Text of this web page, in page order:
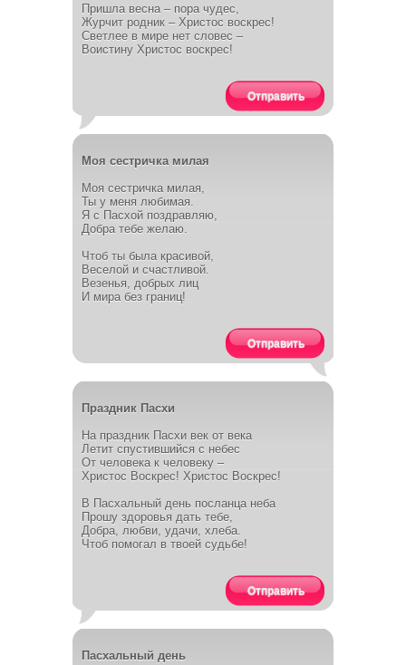
Пришла весна – пора чудес,
Журчит родник – Христос воскрес!
Светлее в мире нет словес –
Воистину Христос воскрес!
Отправить
Моя сестричка милая
Моя сестричка милая,
Ты у меня любимая.
Я с Пасхой поздравляю,
Добра тебе желаю.
Чтоб ты была красивой,
Веселой и счастливой.
Везенья, добрых лиц
И мира без границ!
Отправить
Праздник Пасхи
На праздник Пасхи век от века
Летит спустившийся с небес
От человека к человеку –
Христос Воскрес! Христос Воскрес!
В Пасхальный день посланца неба
Прошу здоровья дать тебе,
Добра, любви, удачи, хлеба.
Чтоб помогал в твоей судьбе!
Отправить
Пасхальный день